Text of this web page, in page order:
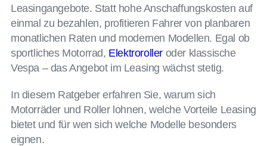
Leasingangebote. Statt hohe Anschaffungskosten auf
einmal zu bezahlen, profitieren Fahrer von planbaren
monatlichen Raten und modernen Modellen. Egal ob
sportliches Motorrad, Elektroroller oder klassische
Vespa – das Angebot im Leasing wächst stetig.
In diesem Ratgeber erfahren Sie, warum sich
Motorräder und Roller lohnen, welche Vorteile Leasing
bietet und für wen sich welche Modelle besonders
eignen.